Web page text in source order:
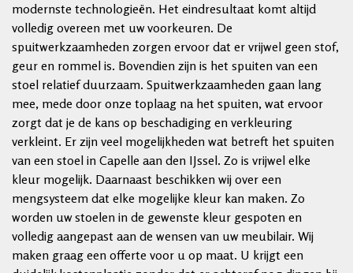
modernste technologieën. Het eindresultaat komt altijd
volledig overeen met uw voorkeuren. De
spuitwerkzaamheden zorgen ervoor dat er vrijwel geen stof,
geur en rommel is. Bovendien zijn is het spuiten van een
stoel relatief duurzaam. Spuitwerkzaamheden gaan lang
mee, mede door onze toplaag na het spuiten, wat ervoor
zorgt dat je de kans op beschadiging en verkleuring
verkleint. Er zijn veel mogelijkheden wat betreft het spuiten
van een stoel in Capelle aan den IJssel. Zo is vrijwel elke
kleur mogelijk. Daarnaast beschikken wij over een
mengsysteem dat elke mogelijke kleur kan maken. Zo
worden uw stoelen in de gewenste kleur gespoten en
volledig aangepast aan de wensen van uw meubilair. Wij
maken graag een offerte voor u op maat. U krijgt een